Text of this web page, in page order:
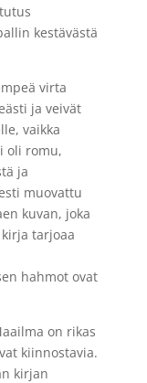
kestävästä
virta
ja veivät
vaikka
oli romu,
ja
muovattu
kuvan, joka
tarjoaa
hahmot ovat
on rikas
kiinnostavia.
kirjan